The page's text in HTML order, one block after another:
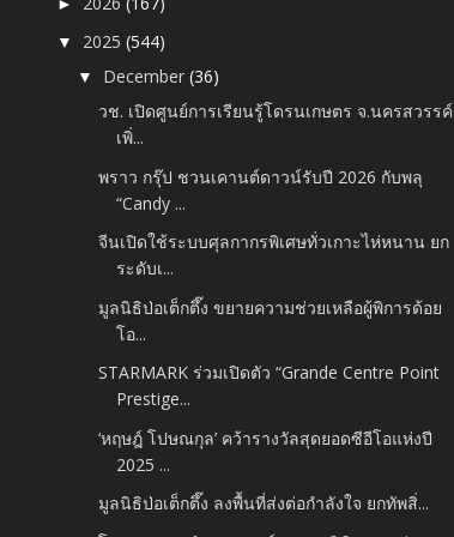
▼ 2025(544)
▼ December(36)
วช. เปิดศูนย์การเรียนรู้โดรนเกษตร จ.นครสวรรค์
เพิ่...
พราว กรุ๊ป ชวนเคานต์ดาวน์รับปี 2026 กับพลุ
“Candy ...
จีนเปิดใช้ระบบศุลกากรพิเศษทั่วเกาะไห่หนาน ยก
ระดับเ...
มูลนิธิป่อเต็กตึ๊ง ขยายความช่วยเหลือผู้พิการด้อย
โอ...
STARMARK ร่วมเปิดตัว “Grande Centre Point
Prestige...
‘หฤษฎ์ โปษณกุล’ คว้ารางวัลสุดยอดซีอีโอแห่งปี
2025 ...
มูลนิธิป่อเต็กตึ๊ง ลงพื้นที่ส่งต่อกำลังใจ ยกทัพสิ่...